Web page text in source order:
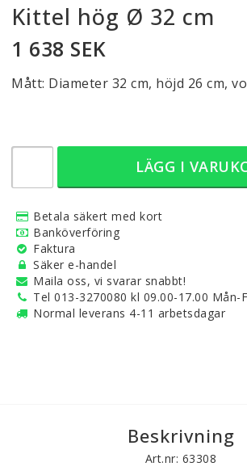
Kittel hög Ø 32 cm
1 638 SEK
Mått: Diameter 32 cm, höjd 26 cm,
LÄGG I
Betala säkert med kort
Banköverföring
Faktura
Säker e-handel
Maila oss, vi svarar snabbt!
Tel 013-3270080 kl 09.00-17.00 Mån-
Normal leverans 4-11 arbetsdagar
Beskrivning
Art.nr: 63308